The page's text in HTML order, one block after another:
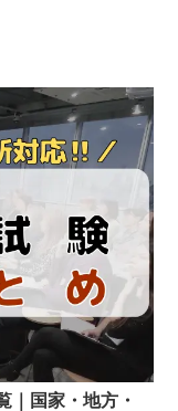
｜国家・地方・